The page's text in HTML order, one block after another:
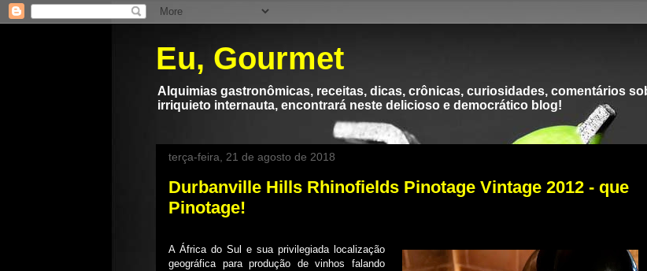
Eu, Gourmet
Alquimias gastronômicas, receitas, dicas, crônicas, curiosidades, comentários
irriquieto internauta, encontrará neste delicioso e democrático blog!
terça-feira, 21 de agosto de 2018
Durbanville Hills Rhinofields Pinotage Vintage 2012 - que
Pinotage!
A África do Sul e sua privilegiada localização
geográfica para produção de vinhos falando